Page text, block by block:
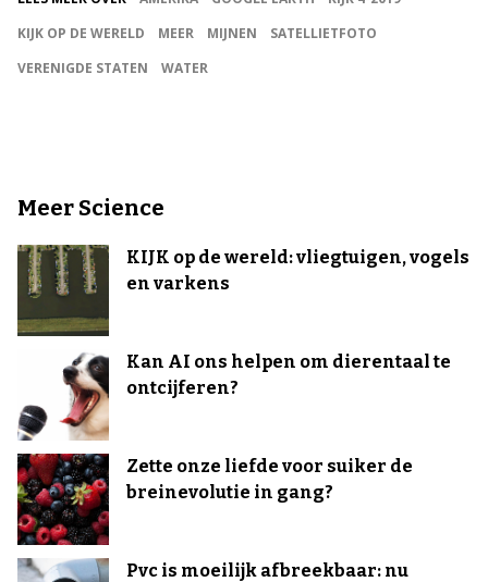
KIJK OP DE WERELD
MEER MIJNEN
SATELLIETFOTO
VERENIGDE STATEN
WATER
Meer Science
KIJK op de wereld: vliegtuigen, vogels
en varkens
Kan AI ons helpen om dierentaal te
ontcijferen?
Zette onze liefde voor suiker de
breinevolutie in gang?
Pvc is moeilijk afbreekbaar: nu